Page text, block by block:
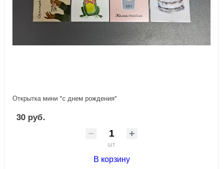
Открытка мини "с днем рождения"
30 руб.
шт
В корзину